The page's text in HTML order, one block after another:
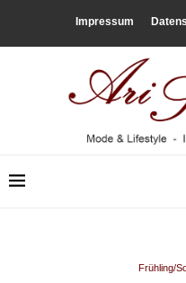
Impressum
Frühling/